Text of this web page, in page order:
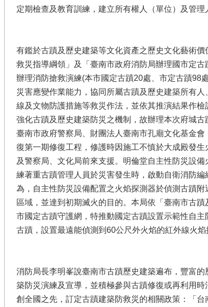
定期檢查及教育訓練，建立所有權人（單位）及管
有鑑於古蹟及歷史建築等文化資產之歷史文化藝術
救災指導綱領」及「臺南市政府消防局辦理國市定
辦理消防搶救演練(本市國定古蹟20處、市定古蹟98
災害應變作業能力，協同所屬古蹟及歷史建築所有
線及文物防護措施等救災作法，並依其推演結果作
強化古蹟及歷史建築防災之機制，故辦理本次府城
臺南市政府警察局、財團法人臺南市孔廟文化基金
復第一期修復工程，修護時因施工不慎於大成殿發
及警察局、文化局前來支援。明倫堂自主性防災設
練著重古蹟管理人員於災害發生時，啟動自衛消防
為，自主性防災設備配置之火焰探測器於偵測古蹟
區域，並達到初期滅火的目的。本局依「臺南市古
市國定古蹟守護網，特推動國定古蹟設置示範性自
古蹟，設置最遠能偵測到60公尺外火焰的紅外線火
消防局長李明峯說臺南市古蹟歷史建築遍布，豐富
築防災演練及宣導，並積極參與古蹟修復或再利用
創全國之先，訂定古蹟建築防救災的相關政策：「